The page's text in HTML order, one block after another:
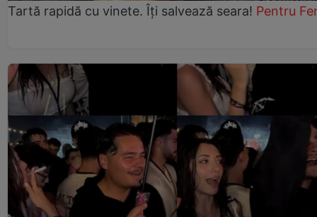
Tartă rapidă cu vinete. Îți salvează seara! Pentru